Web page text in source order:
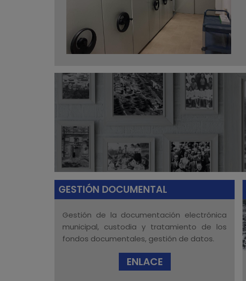
GESTIÓN DOCUMENTAL
Gestión de la documentación electrónica
municipal, custodia y tratamiento de los
fondos documentales, gestión de datos.
ENLACE